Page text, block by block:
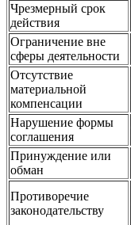
Чрезмерный срок
действия
Ограничение вне
сферы деятельности
Отсутствие
материальной
компенсации
Нарушение формы
соглашения
Принуждение или
обман
Противоречие
законодательству